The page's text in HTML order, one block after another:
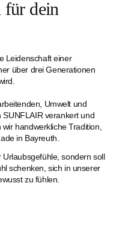
für dein
Leidenschaft einer
über drei Generationen
Umwelt und
SUNFLAIR verankert und
handwerkliche Tradition,
in Bayreuth.
sondern soll
schenken, sich in unserer
zu fühlen.